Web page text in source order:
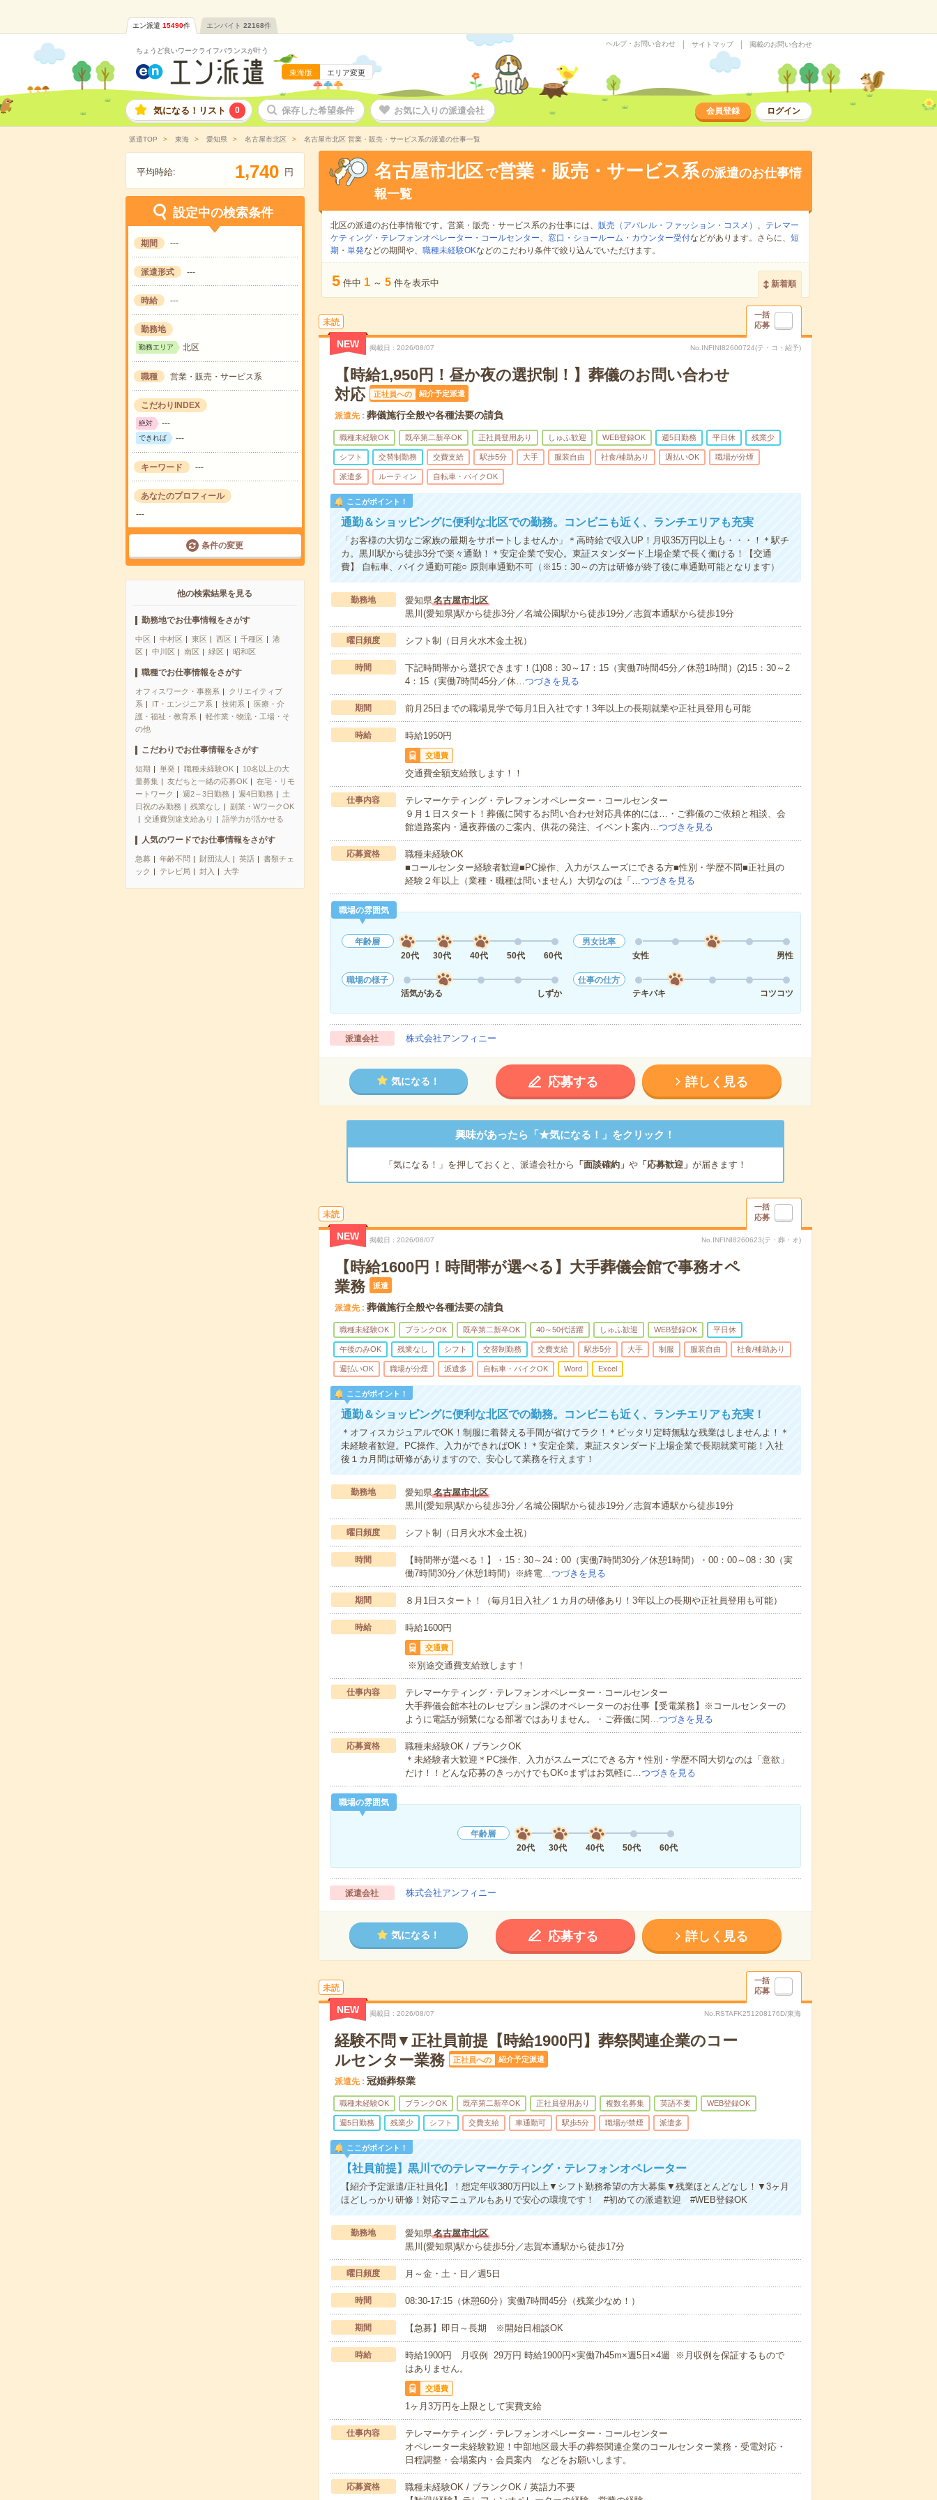
エン派遣 15490件 エンバイト 22168件
ちょうど良いワークライフバランスが叶う
東海版 エリア変更
ヘルプ・お問い合わせ サイトマップ 掲載のお問い合わせ
気になる！リスト 0 保存した希望条件 お気に入りの派遣会社 会員登録 ログイン
派遣TOP 東海 愛知県 名古屋市北区 名古屋市北区 営業・販売・サービス系の派遣の仕事一覧
平均時給: 1,740 円
設定中の検索条件
期間 ---
派遣形式 ---
時給 ---
勤務地
勤務エリア 北区
職種 営業・販売・サービス系
こだわりINDEX
絶対 ---
できれば ---
キーワード ---
あなたのプロフィール
---
条件の変更
他の検索結果を見る
勤務地でお仕事情報をさがす
中区 中村区 東区 西区 千種区
港
区
中川区 南区 緑区 昭和区
職種でお仕事情報をさがす
オフィスワーク・事務系
クリエイティブ
系
IT・エンジニア系 技術系
医療・介
護・福祉・教育系
軽作業・物流・工場・そ
の他
こだわりでお仕事情報をさがす
短期 単発 職種未経験OK
10名以上の大
量募集
友だちと一緒の応募OK
在宅・リモ
ートワーク
週2～3日勤務 週4日勤務
土
日祝のみ勤務
残業なし
副業・WワークOK
交通費別途支給あり
語学力が活かせる
人気のワードでお仕事情報をさがす
急募 年齢不問 財団法人 英語
書類チェ
ック
テレビ局 封入 大学
名古屋市北区 で営業・販売・サービス系の派遣のお仕事情
報一覧
北区の派遣のお仕事情報です。営業・販売・サービス系のお仕事には、 販売（アパレル・ファッション・コスメ） 、
テレマー
ケティング・テレフォンオペレーター・コールセンター、 窓口・ショールーム・カウンター受付などがあります。さらに、 短
期 ・ 単発などの期間や、 職種未経験OKなどのこだわり条件で絞り込んでいただけます。
5 件中 1 ～ 5 件を表示中 新着順
未読
一括
応募
NEW 掲載日 2026/08/07 No.INFINI82600724(テ・コ・紹予)
【時給1,950円！昼か夜の選択制！】葬儀のお問い合わせ
対応
正社員への 紹介予定派遣
派遣先 葬儀施行全般や各種法要の請負
職種未経験OK 既卒第二新卒OK 正社員登用あり しゅふ歓迎 WEB登録OK 週5日勤務 平日休 残業少
シフト 交替制勤務 交費支給 駅歩5分 大手 服装自由 社食/補助あり 週払いOK 職場が分煙
派遣多 ルーティン 自転車・バイクOK
ここがポイント！
通勤＆ショッピングに便利な北区での勤務。コンビニも近く、ランチエリアも充実
「お客様の大切なご家族の最期をサポートしませんか」＊高時給で収入UP！月収35万円以上も・・・！＊駅チ
カ。黒川駅から徒歩3分で楽々通勤！＊安定企業で安心。東証スタンダード上場企業で長く働ける！【交通
費】 自転車、バイク通勤可能○ 原則車通勤不可（※15：30～の方は研修が終了後に車通勤可能となります）
勤務地 愛知県名古屋市北区
黒川(愛知県)駅から徒歩3分／名城公園駅から徒歩19分／志賀本通駅から徒歩19分
曜日頻度 シフト制（日月火水木金土祝）
時間
下記時間帯から選択できます！(1)08：30～17：15（実働7時間45分／休憩1時間）(2)15：30～2
4：15（実働7時間45分／休…つづきを見る
期間 前月25日までの職場見学で毎月1日入社です！3年以上の長期就業や正社員登用も可能
時給 時給1950円
交通費
交通費全額支給致します！！
仕事内容
テレマーケティング・テレフォンオペレーター・コールセンター
９月１日スタート！葬儀に関するお問い合わせ対応具体的には…・ご葬儀のご依頼と相談、会
館道路案内・通夜葬儀のご案内、供花の発注、イベント案内…つづきを見る
応募資格
職種未経験OK
■コールセンター経験者歓迎■PC操作、入力がスムーズにできる方■性別・学歴不問■正社員の
経験２年以上（業種・職種は問いません）大切なのは「…つづきを見る
職場の雰囲気
年齢層
20代
30代 40代 50代 60代
男女比率
女性
男性
職場の様子
活気がある
しずか
仕事の仕方
テキパキ
コツコツ
派遣会社 株式会社アンフィニー
気になる！ 応募する 詳しく見る
興味があったら「★気になる！」をクリック！
「気になる！」を押しておくと、派遣会社から 「面談確約」 や「応募歓迎」 が届きます！
未読
一括
応募
NEW 掲載日 2026/08/07 No.INFINI8260623(テ・葬・オ)
【時給1600円！時間帯が選べる】大手葬儀会館で事務オペ
業務
派遣
派遣先 葬儀施行全般や各種法要の請負
職種未経験OK ブランクOK 既卒第二新卒OK 40～50代活躍 しゅふ歓迎 WEB登録OK 平日休
午後のみOK 残業なし シフト 交替制勤務 交費支給 駅歩5分 大手 制服 服装自由 社食/補助あり
週払いOK 職場が分煙 派遣多 自転車・バイクOK Word Excel
ここがポイント！
通勤＆ショッピングに便利な北区での勤務。コンビニも近く、ランチエリアも充実！
＊オフィスカジュアルでOK！制服に着替える手間が省けてラク！＊ピッタリ定時無駄な残業はしませんよ！＊
未経験者歓迎。PC操作、入力ができればOK！＊安定企業。東証スタンダード上場企業で長期就業可能！入社
後１カ月間は研修がありますので、安心して業務を行えます！
勤務地 愛知県名古屋市北区
黒川(愛知県)駅から徒歩3分／名城公園駅から徒歩19分／志賀本通駅から徒歩19分
曜日頻度 シフト制（日月火水木金土祝）
時間
【時間帯が選べる！】・15：30～24：00（実働7時間30分／休憩1時間）・00：00～08：30（実
働7時間30分／休憩1時間）※終電…つづきを見る
期間 ８月1日スタート！（毎月1日入社／１カ月の研修あり！3年以上の長期や正社員登用も可能）
時給 時給1600円
交通費
※別途交通費支給致します！
仕事内容
テレマーケティング・テレフォンオペレーター・コールセンター
大手葬儀会館本社のレセプション課のオペレーターのお仕事【受電業務】※コールセンターの
ように電話が頻繁になる部署ではありません。・ご葬儀に関…つづきを見る
応募資格
職種未経験OK / ブランクOK
＊未経験者大歓迎＊PC操作、入力がスムーズにできる方＊性別・学歴不問大切なのは「意欲」
だけ！！どんな応募のきっかけでもOK○まずはお気軽に…つづきを見る
職場の雰囲気
年齢層
20代
30代 40代 50代 60代
派遣会社 株式会社アンフィニー
気になる！ 応募する 詳しく見る
未読
一括
応募
NEW 掲載日 2026/08/07 No.RSTAFK251208176D/東海
経験不問▼正社員前提【時給1900円】葬祭関連企業のコー
ルセンター業務
正社員への 紹介予定派遣
派遣先 冠婚葬祭業
職種未経験OK ブランクOK 既卒第二新卒OK 正社員登用あり 複数名募集 英語不要 WEB登録OK
週5日勤務 残業少 シフト 交費支給 車通勤可 駅歩5分 職場が禁煙 派遣多
ここがポイント！
【社員前提】黒川でのテレマーケティング・テレフォンオペレーター
【紹介予定派遣/正社員化】！想定年収380万円以上▼シフト勤務希望の方大募集▼残業ほとんどなし！▼3ヶ月
ほどしっかり研修！対応マニュアルもありで安心の環境です！ #初めての派遣歓迎 #WEB登録OK
勤務地 愛知県名古屋市北区
黒川(愛知県)駅から徒歩5分／志賀本通駅から徒歩17分
曜日頻度 月～金・土・日／週5日
時間 08:30-17:15（休憩60分）実働7時間45分（残業少なめ！）
期間 【急募】即日～長期 ※開始日相談OK
時給
時給1900円 月収例 29万円 時給1900円×実働7h45m×週5日×4週 ※月収例を保証するもので
はありません。
交通費
1ヶ月3万円を上限として実費支給
仕事内容
テレマーケティング・テレフォンオペレーター・コールセンター
オペレーター未経験歓迎！中部地区最大手の葬祭関連企業のコールセンター業務・受電対応・
日程調整・会場案内・会員案内 などをお願いします。
応募資格
職種未経験OK / ブランクOK / 英語力不要